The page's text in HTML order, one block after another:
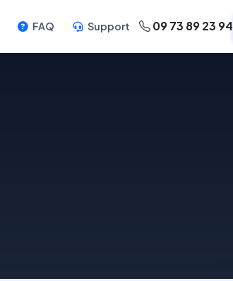
FAQ Support 09 73 89 23 94